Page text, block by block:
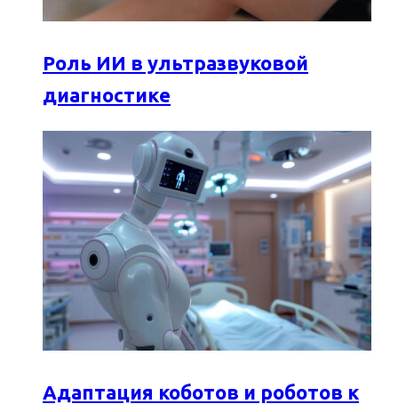
Роль ИИ в ультразвуковой
диагностике
Адаптация коботов и роботов к